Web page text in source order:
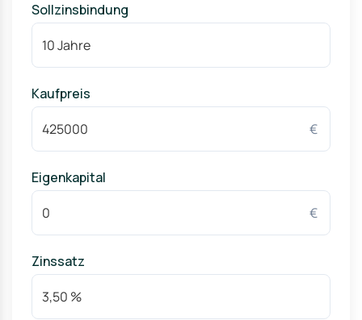
Sollzinsbindung
Kaufpreis
€
Eigenkapital
€
Zinssatz